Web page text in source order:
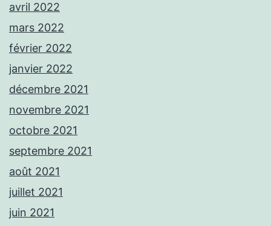
avril 2022
mars 2022
février 2022
janvier 2022
décembre 2021
novembre 2021
octobre 2021
septembre 2021
août 2021
juillet 2021
juin 2021